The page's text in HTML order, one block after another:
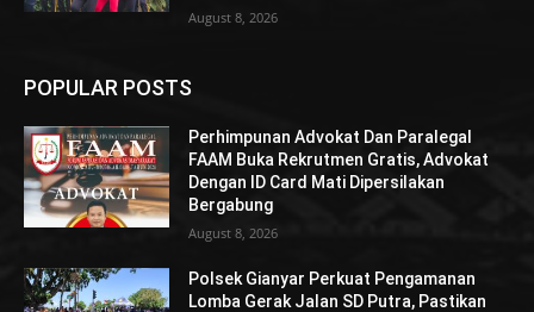
August 8, 2026
POPULAR POSTS
Perhimpunan Advokat Dan Paralegal
FAAM Buka Rekrutmen Gratis, Advokat
Dengan ID Card Mati Dipersilakan
Bergabung
August 8, 2026
Polsek Gianyar Perkuat Pengamanan
Lomba Gerak Jalan SD Putra, Pastikan